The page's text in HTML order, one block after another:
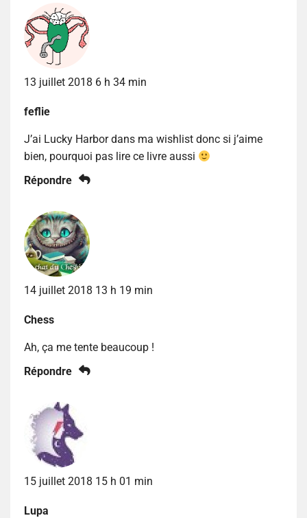
13 juillet 2018 6 h 34 min
feflie
J’ai Lucky Harbor dans ma wishlist donc si j’aime
bien, pourquoi pas lire ce livre aussi
Répondre
14 juillet 2018 13 h 19 min
Chess
Ah, ça me tente beaucoup !
Répondre
15 juillet 2018 15 h 01 min
Lupa